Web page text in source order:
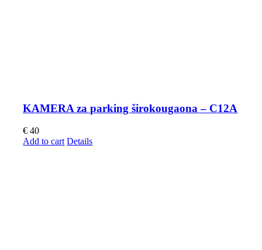
KAMERA za parking širokougaona – C12A
€ 40
Add to cart Details